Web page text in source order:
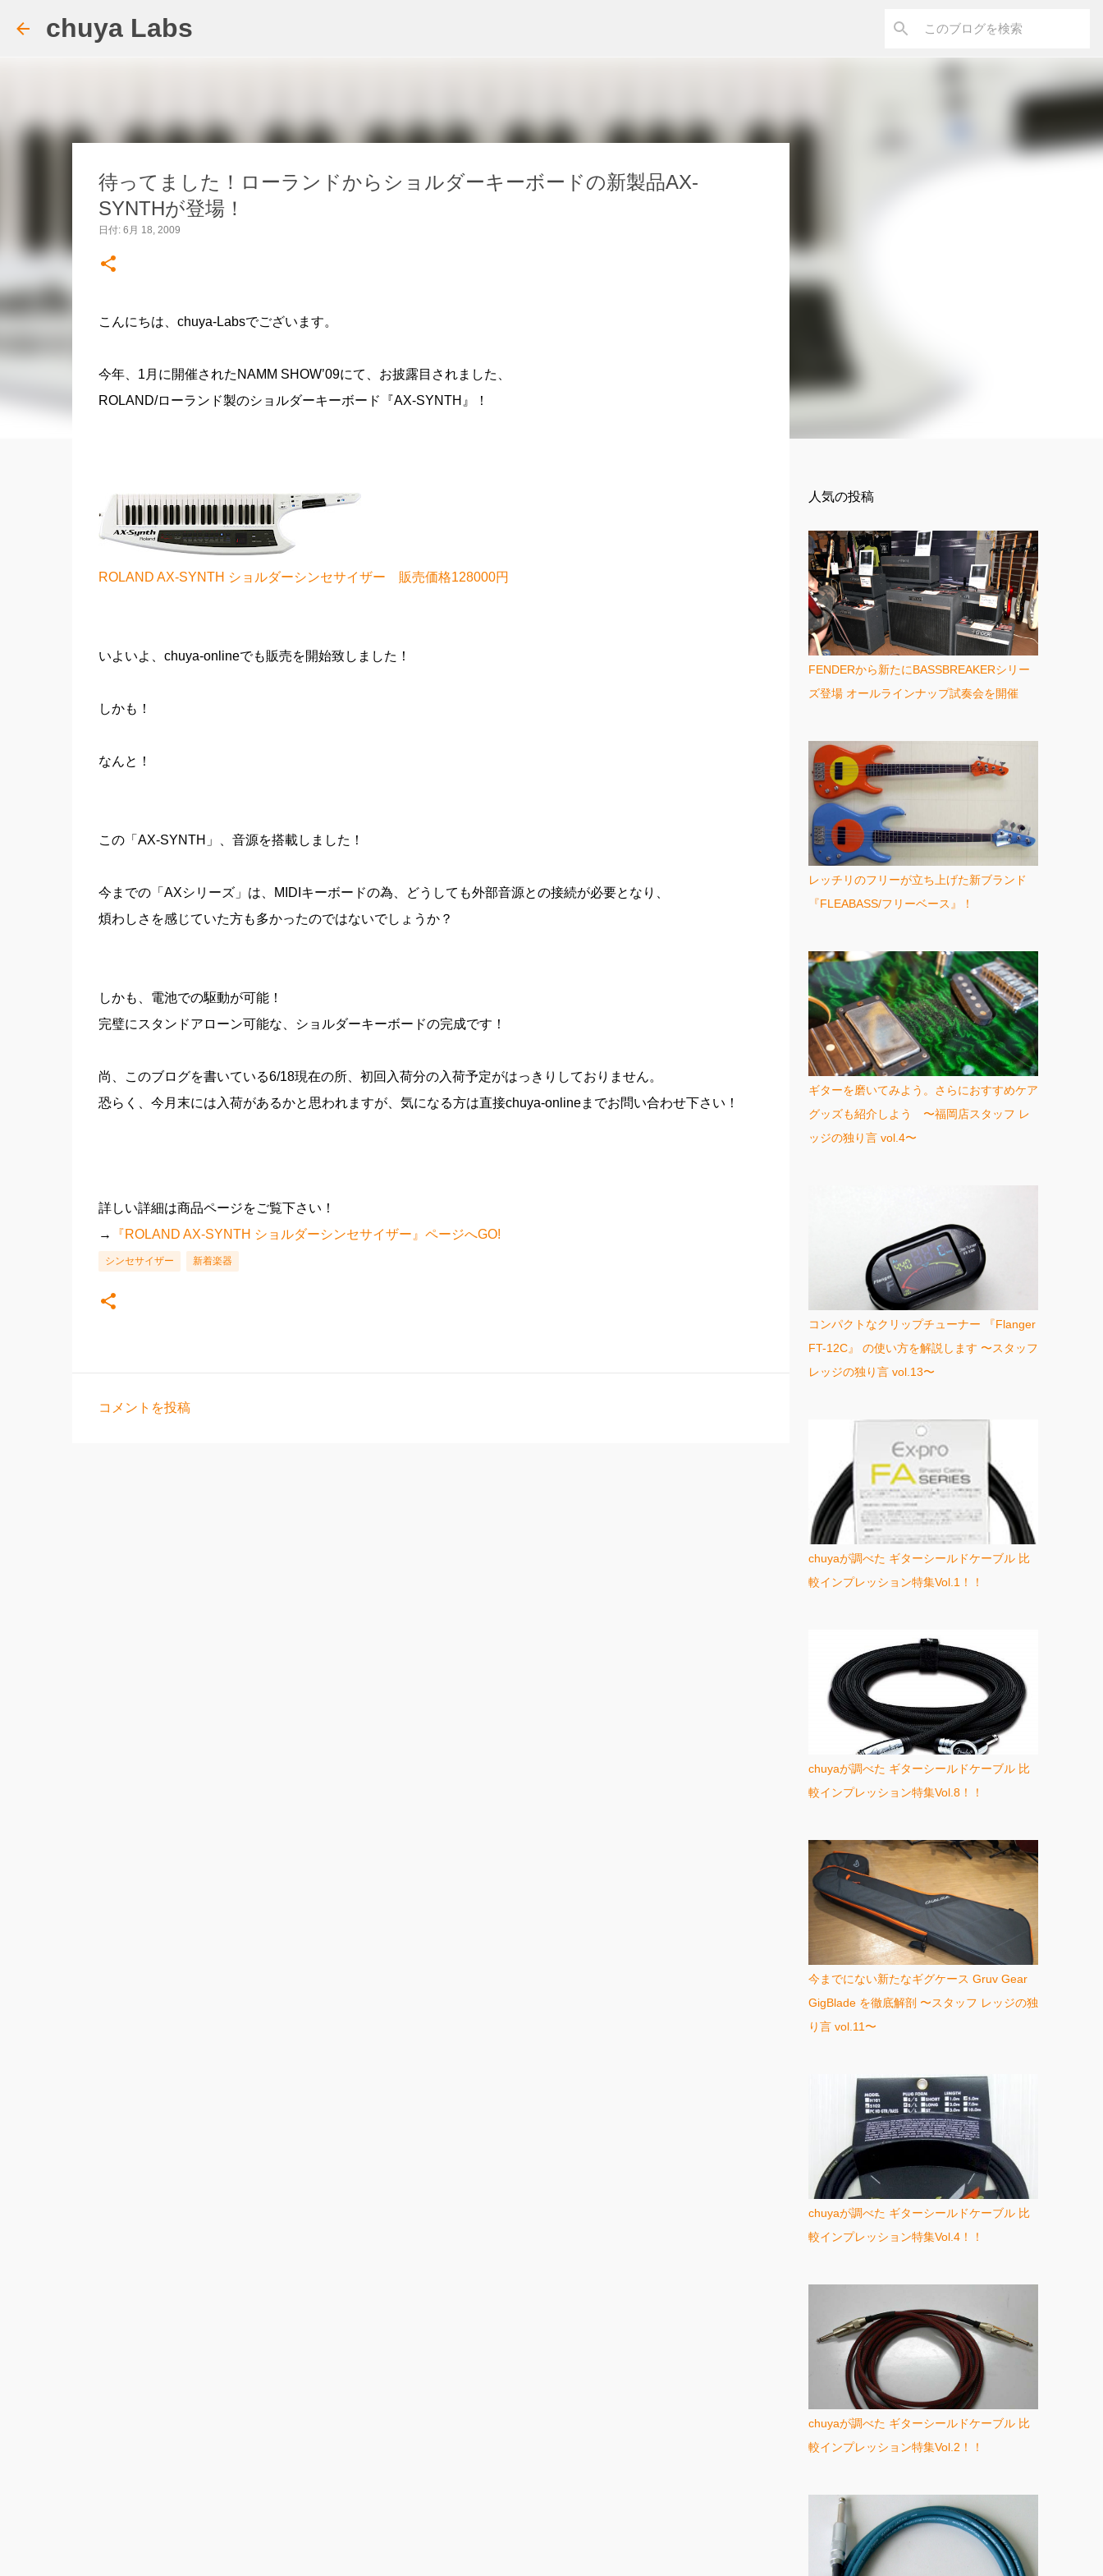
chuya Labs
待ってました！ローランドからショルダーキーボードの新製品AX-
SYNTHが登場！
日付: 6月 18, 2009
こんにちは、chuya-Labsでございます。
今年、1月に開催されたNAMM SHOW’09にて、お披露目されました、
ROLAND/ローランド製のショルダーキーボード『AX-SYNTH』！
ROLAND AX-SYNTH ショルダーシンセサイザー 販売価格128000円
いよいよ、chuya-onlineでも販売を開始致しました！
しかも！
なんと！
この「AX-SYNTH」、音源を搭載しました！
今までの「AXシリーズ」は、MIDIキーボードの為、どうしても外部音源との接続が必要となり、
煩わしさを感じていた方も多かったのではないでしょうか？
しかも、電池での駆動が可能！
完璧にスタンドアローン可能な、ショルダーキーボードの完成です！
尚、このブログを書いている6/18現在の所、初回入荷分の入荷予定がはっきりしておりません。
恐らく、今月末には入荷があるかと思われますが、気になる方は直接chuya-onlineまでお問い合わせ下さい！
詳しい詳細は商品ページをご覧下さい！
→
『ROLAND AX-SYNTH ショルダーシンセサイザー』ページへGO!
シンセサイザー 新着楽器
コメントを投稿
人気の投稿
FENDERから新たにBASSBREAKERシリー
ズ登場 オールラインナップ試奏会を開催
レッチリのフリーが立ち上げた新ブランド
『FLEABASS/フリーベース』！
ギターを磨いてみよう。さらにおすすめケア
グッズも紹介しよう 〜福岡店スタッフ レ
ッジの独り言 vol.4〜
コンパクトなクリップチューナー 『Flanger
FT-12C』 の使い方を解説します 〜スタッフ
レッジの独り言 vol.13〜
chuyaが調べた ギターシールドケーブル 比
較インプレッション特集Vol.1！！
chuyaが調べた ギターシールドケーブル 比
較インプレッション特集Vol.8！！
今までにない新たなギグケース Gruv Gear
GigBlade を徹底解剖 〜スタッフ レッジの独
り言 vol.11〜
chuyaが調べた ギターシールドケーブル 比
較インプレッション特集Vol.4！！
chuyaが調べた ギターシールドケーブル 比
較インプレッション特集Vol.2！！